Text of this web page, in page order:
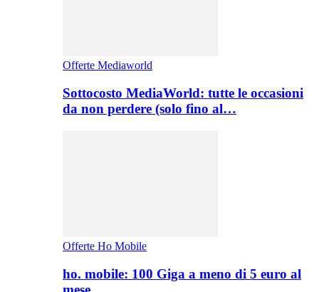
Offerte Mediaworld
Sottocosto MediaWorld: tutte le occasioni
da non perdere (solo fino al…
Offerte Ho Mobile
ho. mobile: 100 Giga a meno di 5 euro al